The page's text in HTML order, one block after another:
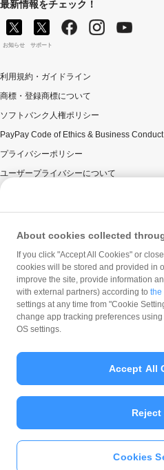
PayPayアプリをダウ
最新情報をチェック！
お知らせ サポート
利用規約・ガイドライン
商標・登録商標について
ソフトバンク人権ポリシー
PayPay Code of Ethics & Business Conduct
プライバシーポリシー
ユーザープライバシーについて
ウェブサイト利用規約
反社会的勢力に対する方針
勧誘方針
マネロン等基本方針
カスタマーハラスメントに関する当社の考
© PayPay
About cookies collected
If you click "Accept All Cookies" or
cookies will be stored and provided in
improve the site, provide information
with external partners) according to the
settings at any time from "Cookie
change app tracking preferences
OS settings.
Cookies
Reject
Accept All